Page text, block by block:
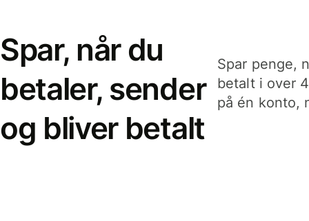
Spar, når du
betaler, sender
og bliver betalt
Spar penge,
betalt i over
på én konto,